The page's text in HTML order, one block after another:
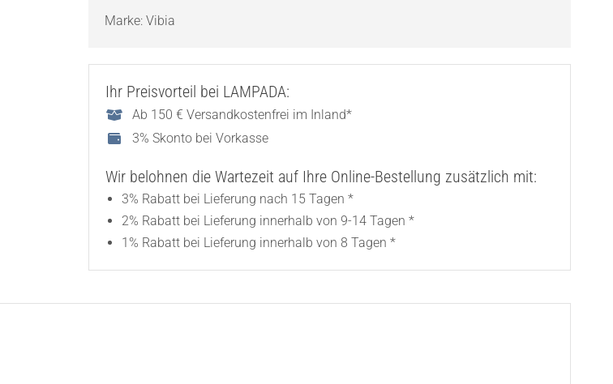
Marke: Vibia
Ihr Preisvorteil bei LAMPADA:
Ab 150 € Versandkostenfrei im Inland*
3% Skonto bei Vorkasse
Wir belohnen die Wartezeit auf Ihre Online-Bestellung zusätzlich mit:
3% Rabatt bei Lieferung nach 15 Tagen *
2% Rabatt bei Lieferung innerhalb von 9-14 Tagen *
1% Rabatt bei Lieferung innerhalb von 8 Tagen *